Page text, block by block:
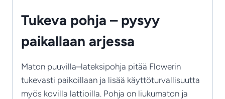
Tukeva pohja – pysyy
paikallaan arjessa
Maton puuvilla–lateksipohja pitää Flowerin
tukevasti paikoillaan ja lisää käyttöturvallisuutta
myös kovilla lattioilla. Pohja on liukumaton ja